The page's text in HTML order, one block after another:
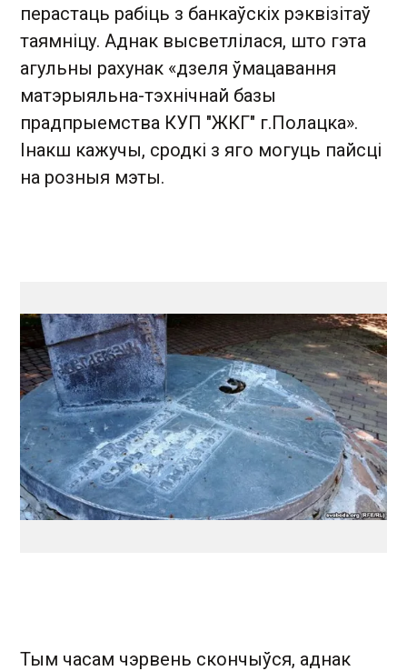
перастаць рабіць з банкаўскіх рэквізітаў
таямніцу. Аднак высветлілася, што гэта
агульны рахунак «дзеля ўмацавання
матэрыяльна-тэхнічнай базы
прадпрыемства КУП "ЖКГ" г.Полацка».
Інакш кажучы, сродкі з яго могуць пайсці
на розныя мэты.
Тым часам чэрвень скончыўся, аднак